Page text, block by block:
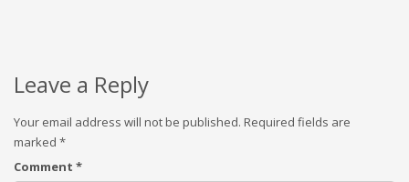
Leave a Reply
Your email address will not be published. Required fields are
marked *
Comment *